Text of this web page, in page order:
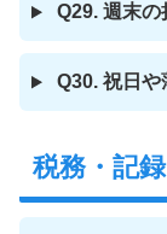
Q29. 週末の
Q30. 祝日や
税務・記